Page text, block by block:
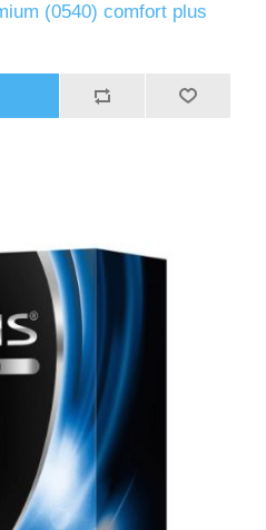
(0540) comfort plus